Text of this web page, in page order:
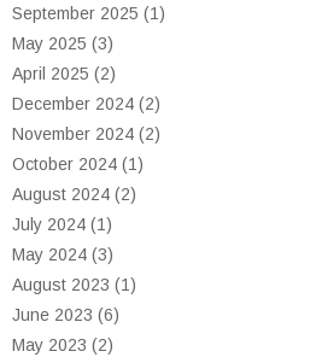
September 2025 (1)
May 2025 (3)
April 2025 (2)
December 2024 (2)
November 2024 (2)
October 2024 (1)
August 2024 (2)
July 2024 (1)
May 2024 (3)
August 2023 (1)
June 2023 (6)
May 2023 (2)